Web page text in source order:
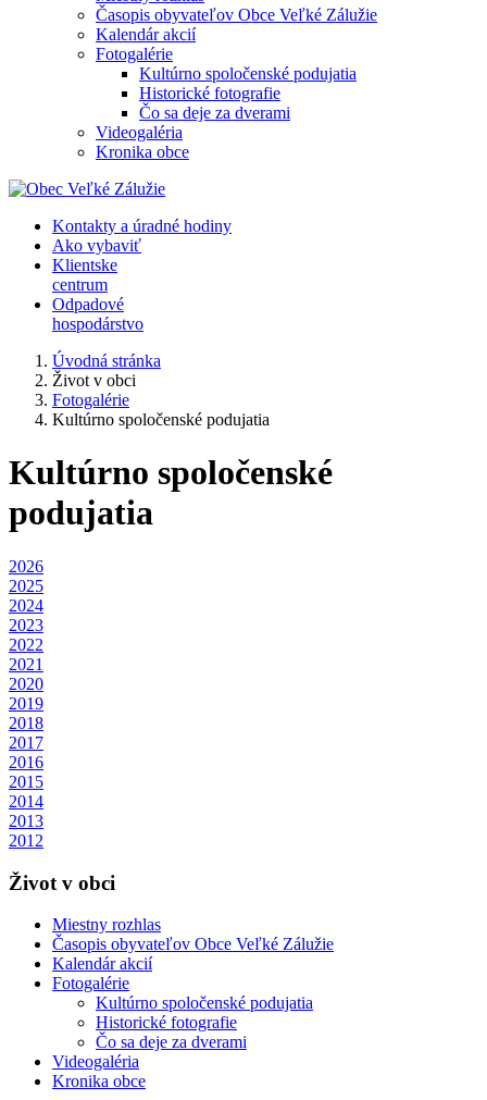
Časopis obyvateľov Obce Veľké Zálužie
Kalendár akcií
Fotogalérie
Kultúrno spoločenské podujatia
Historické fotografie
Čo sa deje za dverami
Videogaléria
Kronika obce
Kontakty a úradné hodiny
Ako vybaviť
Klientske
centrum
Odpadové
hospodárstvo
Úvodná stránka
Život v obci
Fotogalérie
Kultúrno spoločenské podujatia
Kultúrno spoločenské
podujatia
2026
2025
2024
2023
2022
2021
2020
2019
2018
2017
2016
2015
2014
2013
2012
Život v obci
Miestny rozhlas
Časopis obyvateľov Obce Veľké Zálužie
Kalendár akcií
Fotogalérie
Kultúrno spoločenské podujatia
Historické fotografie
Čo sa deje za dverami
Videogaléria
Kronika obce